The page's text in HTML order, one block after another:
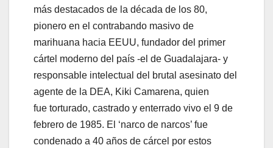
más destacados de la década de los 80,
pionero en el contrabando masivo de
marihuana hacia EEUU, fundador del primer
cártel moderno del país -el de Guadalajara- y
responsable intelectual del brutal asesinato del
agente de la DEA, Kiki Camarena, quien
fue torturado, castrado y enterrado vivo el 9 de
febrero de 1985. El ‘narco de narcos’ fue
condenado a 40 años de cárcel por estos